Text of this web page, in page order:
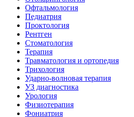
Офтальмология
Педиатрия
Проктология
Рентген
Стоматология
Терапия
Травматология и ортопедия
Трихология
Ударно-волновая терапия
УЗ диагностика
Урология
Физиотерапия
Фониатрия